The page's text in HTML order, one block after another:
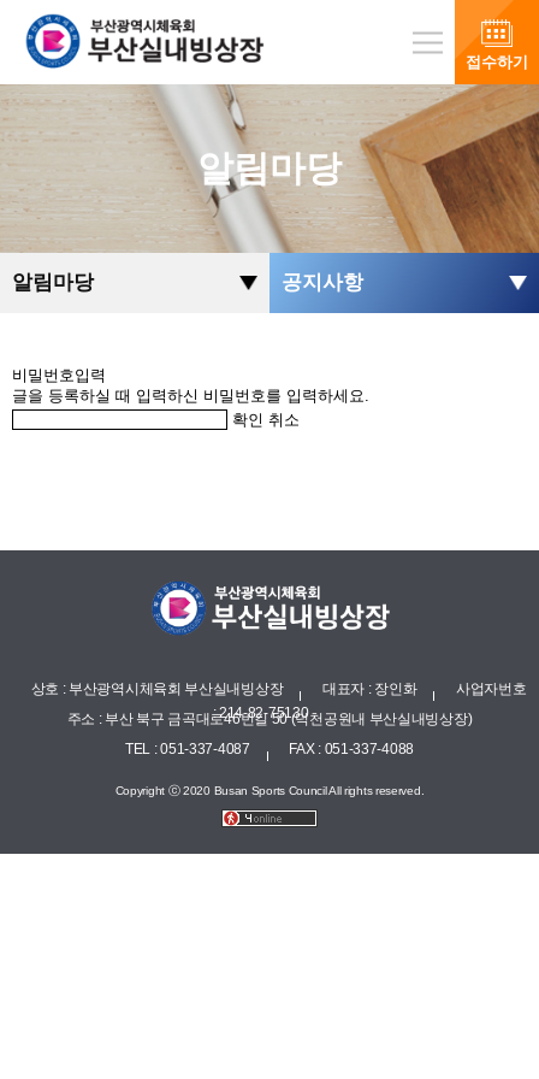
접수하기
알림마당
알림마당 공지사항
비밀번호입력
글을 등록하실 때 입력하신 비밀번호를 입력하세요.
확인 취소
상호 : 부산광역시체육회 부산실내빙상장 대표자 : 장인화
사업자번호
: 214-82-75130
주소 : 부산 북구 금곡대로46번길 50 (덕천공원내 부산실내빙상장)
TEL : 051-337-4087
FAX : 051-337-4088
Copyright ⓒ 2020 Busan Sports Council All rights reserved.